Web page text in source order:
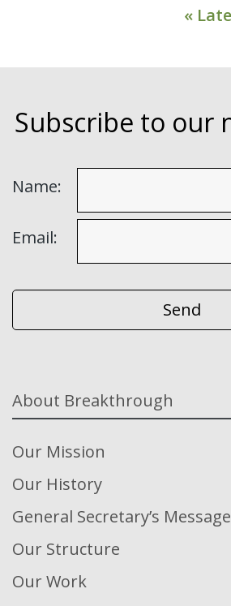
«
Subscribe to our
Name:
Email:
About Breakthrough
Our Mission
Our History
General Secretary’s Message
Our Structure
Our Work